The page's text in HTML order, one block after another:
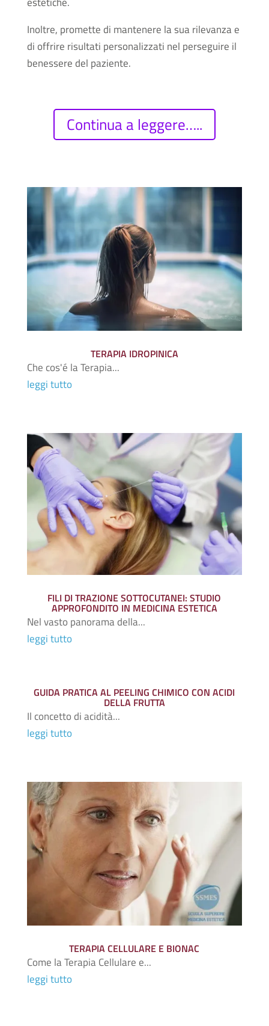
Inoltre, promette di mantenere la sua rilevanza e
di offrire risultati personalizzati nel perseguire il
benessere del paziente.
Continua a leggere…..
TERAPIA IDROPINICA
Che cos'é la Terapia...
leggi tutto
FILI DI TRAZIONE SOTTOCUTANEI: STUDIO
APPROFONDITO IN MEDICINA ESTETICA
Nel vasto panorama della...
leggi tutto
GUIDA PRATICA AL PEELING CHIMICO CON ACIDI
DELLA FRUTTA
Il concetto di acidità...
leggi tutto
TERAPIA CELLULARE E BIONAC
Come la Terapia Cellulare e...
leggi tutto